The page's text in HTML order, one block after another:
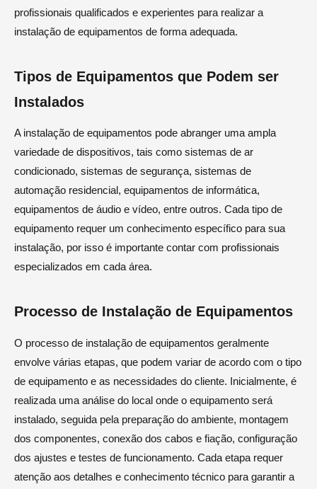
profissionais qualificados e experientes para realizar a
instalação de equipamentos de forma adequada.
Tipos de Equipamentos que Podem ser
Instalados
A instalação de equipamentos pode abranger uma ampla
variedade de dispositivos, tais como sistemas de ar
condicionado, sistemas de segurança, sistemas de
automação residencial, equipamentos de informática,
equipamentos de áudio e vídeo, entre outros. Cada tipo de
equipamento requer um conhecimento específico para sua
instalação, por isso é importante contar com profissionais
especializados em cada área.
Processo de Instalação de Equipamentos
O processo de instalação de equipamentos geralmente
envolve várias etapas, que podem variar de acordo com o tipo
de equipamento e as necessidades do cliente. Inicialmente, é
realizada uma análise do local onde o equipamento será
instalado, seguida pela preparação do ambiente, montagem
dos componentes, conexão dos cabos e fiação, configuração
dos ajustes e testes de funcionamento. Cada etapa requer
atenção aos detalhes e conhecimento técnico para garantir a